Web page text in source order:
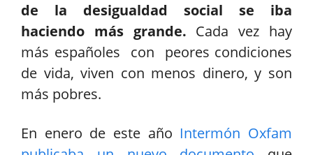
de la desigualdad social se iba
haciendo más grande. Cada vez hay
más españoles con peores condiciones
de vida, viven con menos dinero, y son
más pobres.
En enero de este año Intermón Oxfam